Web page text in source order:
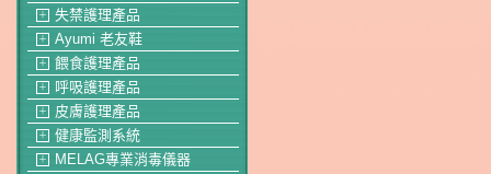
＋ 失禁護理產品
＋ Ayumi 老友鞋
＋ 餵食護理產品
＋ 呼吸護理產品
＋ 皮膚護理產品
＋ 健康監測系統
＋ MELAG專業消毒儀器